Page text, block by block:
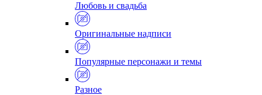
Любовь и свадьба
Оригинальные надписи
Популярные персонажи и темы
Разное